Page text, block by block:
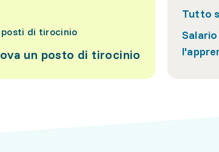
posti di tirocinio
un posto di tirocinio
Tutto